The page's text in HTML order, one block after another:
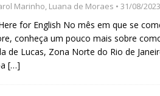
Marinho, Luana de Moraes • 31/08/2023
for English No mês em que se
conheça um pouco mais sobre
de Lucas, Zona Norte do Rio de
[…]